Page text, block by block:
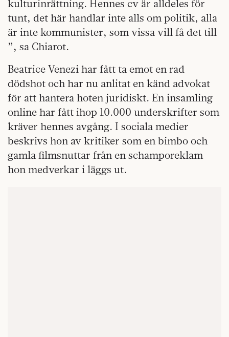
kulturinrättning. Hennes cv är alldeles för
tunt, det här handlar inte alls om politik, alla
är inte kommunister, som vissa vill få det till
”, sa Chiarot.
Beatrice Venezi har fått ta emot en rad
dödshot och har nu anlitat en känd advokat
för att hantera hoten juridiskt. En insamling
online har fått ihop 10.000 underskrifter som
kräver hennes avgång. I sociala medier
beskrivs hon av kritiker som en bimbo och
gamla filmsnuttar från en schamporeklam
hon medverkar i läggs ut.